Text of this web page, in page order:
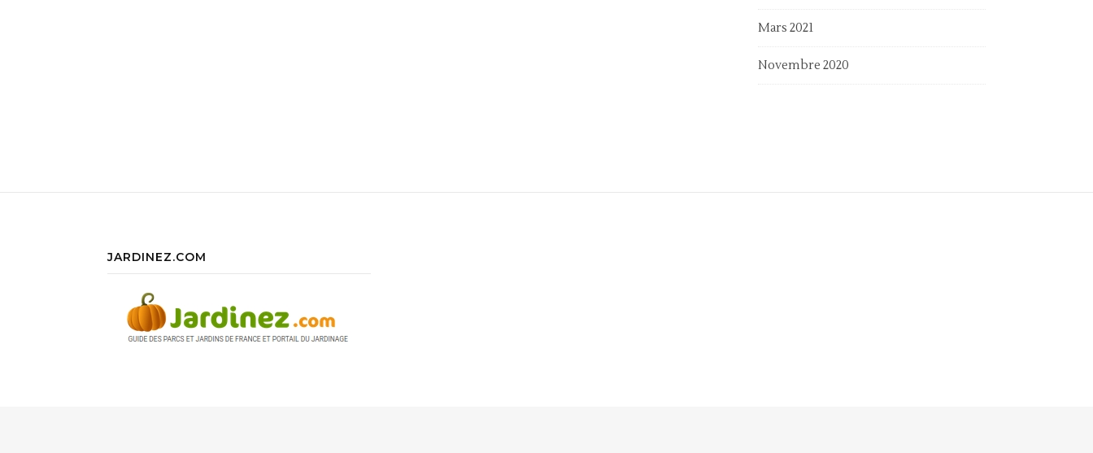
Mars 2021
Novembre 2020
JARDINEZ.COM